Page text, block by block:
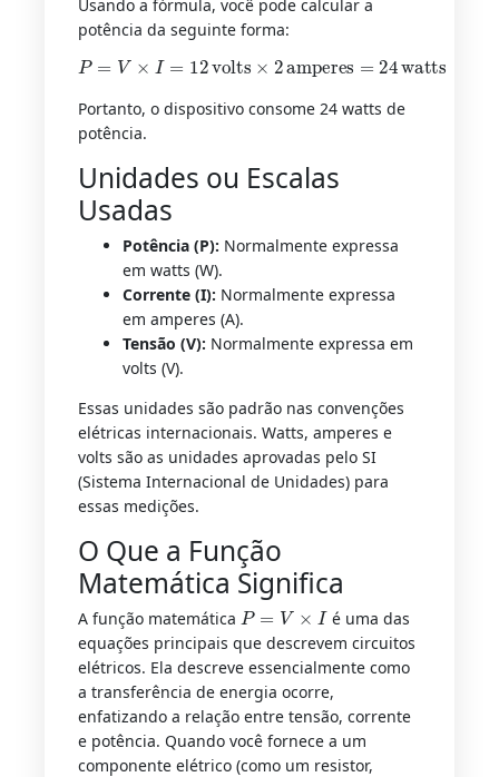
Usando a fórmula, você pode calcular a
potência da seguinte forma:
P= V×I= 12volts×2amperes=24 watts
Portanto, o dispositivo consome 24 watts de
potência.
Unidades ou Escalas
Usadas
Potência (P): Normalmente expressa
em watts (W).
Corrente (I): Normalmente expressa
em amperes (A).
Tensão (V): Normalmente expressa em
volts (V).
Essas unidades são padrão nas convenções
elétricas internacionais. Watts, amperes e
volts são as unidades aprovadas pelo SI
(Sistema Internacional de Unidades) para
essas medições.
O Que a Função
Matemática Significa
A função matemática
=V
é uma das
equações principais que descrevem circuitos
elétricos. Ela descreve essencialmente como
a transferência de energia ocorre,
enfatizando a relação entre tensão, corrente
e potência. Quando você fornece a um
componente elétrico (como um resistor,